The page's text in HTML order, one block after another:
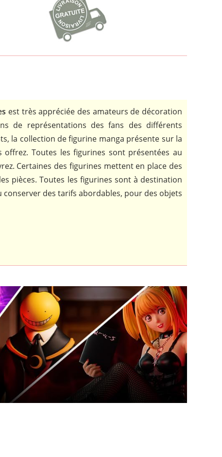
est très appréciée des amateurs de décoration
de représentations des fans des différents
la collection de figurine manga présente sur la
Toutes les figurines sont présentées au
Certaines des figurines mettent en place des
pièces. Toutes les figurines sont à destination
conserver des tarifs abordables, pour des objets